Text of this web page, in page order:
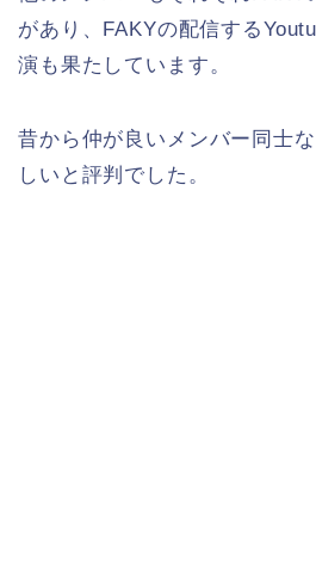
があり、FAKYの配信する
演も果たしています。
昔から仲が良いメンバー同士
しいと評判でした。